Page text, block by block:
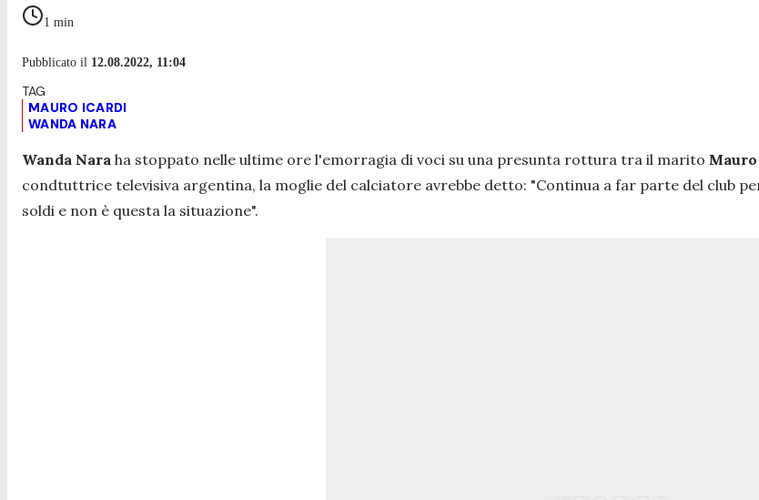
1 min
Pubblicato il 12.08.2022, 11:04
MAURO ICARDI
WANDA NARA
Wanda Nara ha stoppato nelle ultime ore l'emorragia di voci su una presunta rottura tra il marito Mauro
condtuttrice televisiva argentina, la moglie del calciatore avrebbe detto: "Continua a far parte del club
soldi e non è questa la situazione".